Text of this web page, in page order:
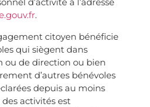
d’activité à l’adresse
.
citoyen bénéficie
qui siègent dans
ou de direction ou bien
d’autres bénévoles
depuis au moins
activités est